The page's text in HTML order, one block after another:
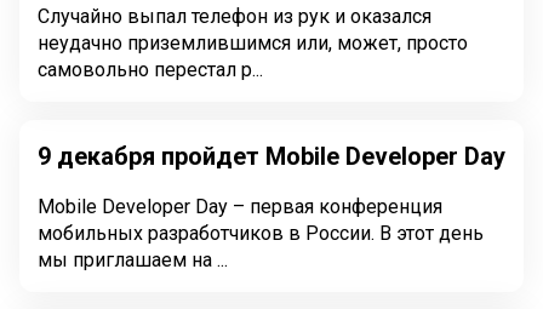
Случайно выпал телефон из рук и оказался
неудачно приземлившимся или, может, просто
самовольно перестал р...
9 декабря пройдет Mobile Developer Day
Mobile Developer Day – первая конференция
мобильных разработчиков в России. В этот день
мы приглашаем на ...